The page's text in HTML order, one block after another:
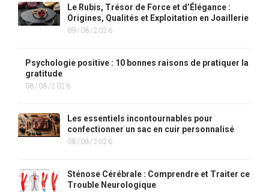
Le Rubis, Trésor de Force et d’Élégance :
Origines, Qualités et Exploitation en Joaillerie
09/08/2026
Psychologie positive : 10 bonnes raisons de pratiquer la
gratitude
08/08/2026
Les essentiels incontournables pour
confectionner un sac en cuir personnalisé
08/08/2026
Sténose Cérébrale : Comprendre et Traiter ce
Trouble Neurologique